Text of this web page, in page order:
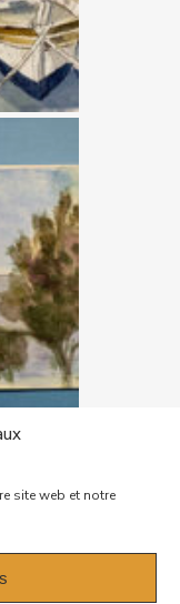
site web et notre